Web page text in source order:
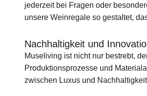
jederzeit bei Fragen oder
unsere Weinregale so gestaltet,
Nachhaltigkeit und
Museliving ist nicht nur bestrebt,
Produktionsprozesse und
zwischen Luxus und